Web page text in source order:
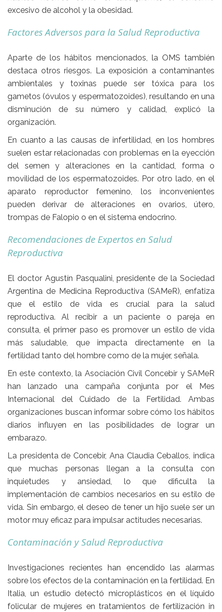
excesivo de alcohol y la obesidad.
Factores Adversos para la Salud Reproductiva
Aparte de los hábitos mencionados, la OMS también
destaca otros riesgos. La exposición a contaminantes
ambientales y toxinas puede ser tóxica para los
gametos (óvulos y espermatozoides), resultando en una
disminución de su número y calidad, explicó la
organización.
En cuanto a las causas de infertilidad, en los hombres
suelen estar relacionadas con problemas en la eyección
del semen y alteraciones en la cantidad, forma o
movilidad de los espermatozoides. Por otro lado, en el
aparato reproductor femenino, los inconvenientes
pueden derivar de alteraciones en ovarios, útero,
trompas de Falopio o en el sistema endocrino.
Recomendaciones de Expertos en Salud
Reproductiva
El doctor Agustín Pasqualini, presidente de laSociedad
Argentina de Medicina Reproductiva (SAMeR), enfatiza
que el estilo de vida es crucial para la salud
reproductiva. Al recibir a un paciente o pareja en
consulta, el primer paso espromover un estilo de vida
más saludable, que impacta directamente en la
fertilidad tanto del hombre como de la mujer, señala.
En este contexto, la Asociación Civil Concebir y SAMeR
han lanzado una campaña conjunta por el Mes
Internacional del Cuidado de la Fertilidad. Ambas
organizaciones buscan informar sobre cómo los hábitos
diarios influyen en las posibilidades de lograr un
embarazo.
La presidenta de Concebir, Ana Claudia Ceballos, indica
que muchas personas llegan a la consulta con
inquietudes y ansiedad, lo que dificulta la
implementación de cambios necesarios en su estilo de
vida. Sin embargo, el deseo de tener un hijosuele ser un
motor muy eficaz para impulsar actitudes necesarias.
Contaminación y Salud Reproductiva
Investigaciones recientes han encendido las alarmas
sobre los efectos de la contaminación en la fertilidad. En
Italia, un estudio detectó microplásticos en el líquido
folicular de mujeres en tratamientos de fertilización in